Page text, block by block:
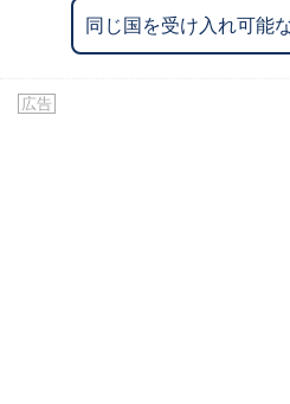
同じ国を受け入れ可能
広告